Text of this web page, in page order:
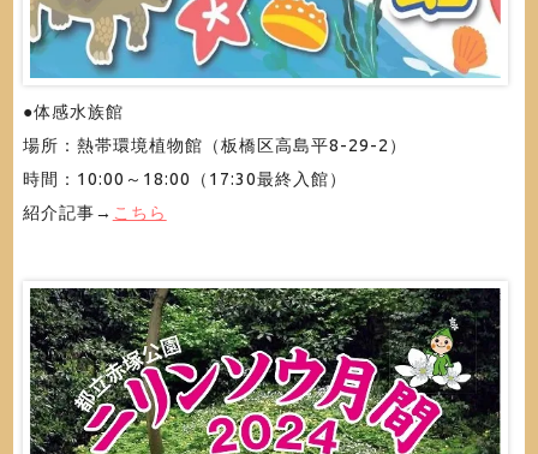
●体感水族館
場所：熱帯環境植物館（板橋区高島平8-29-2）
時間：10:00～18:00（17:30最終入館）
紹介記事→ こちら